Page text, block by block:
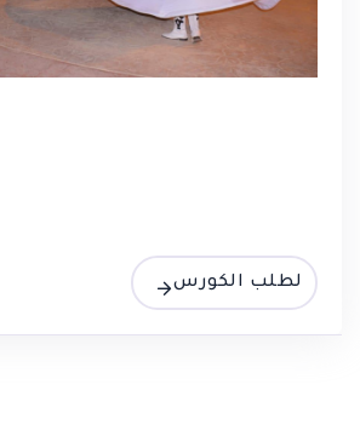
لطلب الكورس